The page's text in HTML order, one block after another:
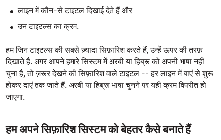
लाइन में कौन-से टाइटल दिखाई देते हैं और
उन टाइटल्स का क्रम.
हम जिन टाइटल्स की सबसे ज़्यादा सिफ़ारिश करते हैं, उन्हें ऊपर की तरफ़
दिखाते है. अगर आपने हमारे सिस्टम में अरबी या हिब्रू को अपनी भाषा नहीं
चुना है, तो ज़रूर देखने की सिफ़ारिश वाले टाइटल -- हर लाइन में बाएं से शुरू
होकर दाएं तक जाते हैं. अरबी या हिब्रू भाषा चुनने पर यही क्रम विपरीत हो
जाएगा.
हम अपने सिफ़ारिश सिस्टम को बेहतर कैसे बनाते हैं